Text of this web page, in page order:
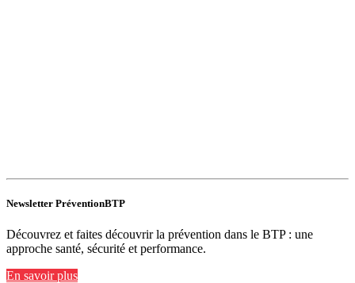
Newsletter PréventionBTP
Découvrez et faites découvrir la prévention dans le BTP : une
approche santé, sécurité et performance.
En savoir plus